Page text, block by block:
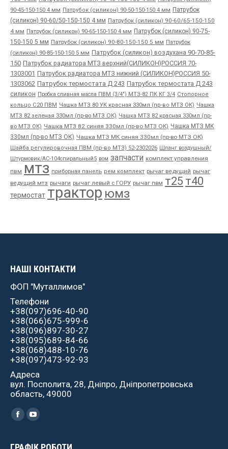
90-45-150-150 4 мм Патрубок (силикон) 90-50-150-150 4 мм Патрубок
(силикон) 90-60/50-150-150 4 мм Патрубок (силикон) 90-60/65-150-150
4 мм Патрубок (силикон) 90-65-150-150 4 мм Патрубок (силикон) 90-75-
150-150 5 мм Патрубок (силикон) 90-80-150-150 5 мм Патрубок
(силикон) 90-85-150-150 5 мм Патрубок (силикон) воздухана 90-70-85-
150 Патрубок радиатора МТЗ верхний(СИЛИКОН)РОССИЯ 70-
1303001 Патрубок радиатора МТЗ нижний (СИЛИКОН)РОССИЯ 50-
1303062 Патрубок термостата Д 243 Патрубок термостата Д 243
силикон Пробка сливная масла ПВМ (3/4") МТЗ-82 ПК КГ 3/4 Стопорное
кольцо С20 ПВМ Чашка МТЗ 80 УК красная 330мл (пр-во МТЗ ОК) Чашка
МТЗ 82 зеленая 330мл (пр-во МТЗ ОК) Чашка МТЗ 82 красная 330мл (пр-
во МТЗ ОК) Чашка МТЗ 82 синяя 330мл (пр-во МТЗ ОК) Чашка МТЗ МК
330мл (пр-во МТЗ ОК) Чашка МТЗ МК синяя 330мл (пр-во МТЗ ОК)
Шайба регулировочная ПВМ (пр-во МТЗ) 52-2302026 Шланг воздушный/
Штурмовик/АС-104спиральный5 вом запчасти комплект управления
пвм мтз приборная панель рем комплект рычаг ведущий рычаг
ведущий мтз рычаги рычаг левый с ГОРУ рычаг пвм т25 т40
термостат трактор юмз
НАШІ КОНТАКТИ
ФОП "Муталлимов"
Телефони
+38(097)696-40-90
+38(066)675-999-6
+38(096)897-30-27
+38(095)689-84-66
+38(068)488-10-76
+38(097)473-92-93
Адреса
вул. Посполита, 28, Дніпро, Дніпропетровська
область, 49000
Найдите нас:
Facebook
YouTube